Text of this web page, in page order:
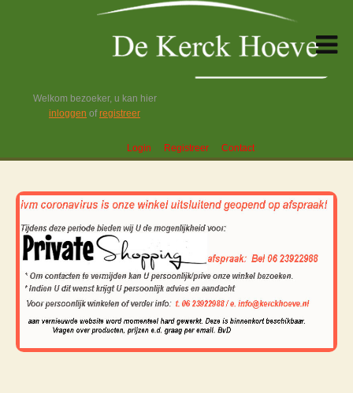
Welkom bezoeker, u kan hier
inloggen ofregistreer
Login Registreer Contact